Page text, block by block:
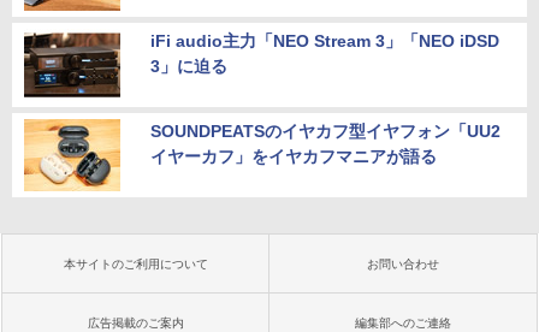
iFi audio主力「NEO Stream 3」「NEO iDSD
3」に迫る
SOUNDPEATSのイヤカフ型イヤフォン「UU2
イヤーカフ」をイヤカフマニアが語る
本サイトのご利用について お問い合わせ
広告掲載のご案内 編集部へのご連絡